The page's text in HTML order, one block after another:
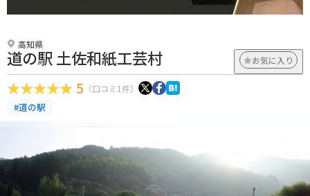
高知県
道の駅 土佐和紙工芸村 お気に入り
5 （口コミ1件）
#道の駅